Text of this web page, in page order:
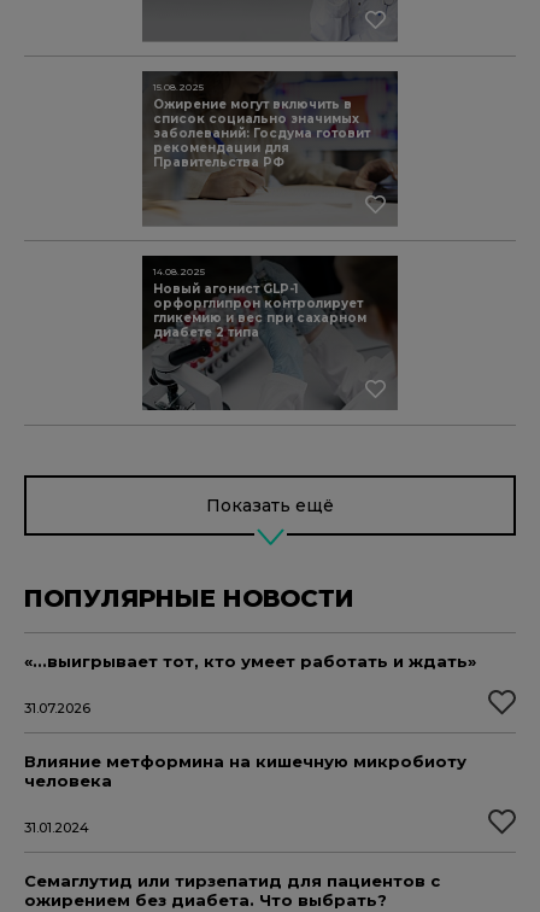
Ожирение могут включить в
список социально значимых
заболеваний: Госдума готовит
рекомендации для
Правительства РФ
15.08.2025
Новый агонист GLP-1
орфорглипрон контролирует
гликемию и вес при сахарном
диабете 2 типа
14.08.2025
Показать ещё
ПОПУЛЯРНЫЕ НОВОСТИ
«...выигрывает тот, кто умеет работать и ждать»
31.07.2026
Влияние метформина на кишечную микробиоту
человека
31.01.2024
Семаглутид или тирзепатид для пациентов с
ожирением без диабета. Что выбрать?